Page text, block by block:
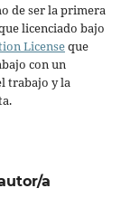
de ser la primera
licenciado bajo
Licenseque
con un
trabajo y la
a